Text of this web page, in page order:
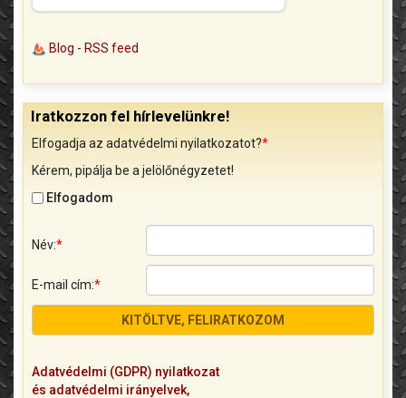
Blog - RSS feed
Iratkozzon fel hírlevelünkre!
Elfogadja az adatvédelmi nyilatkozatot?*
Kérem, pipálja be a jelölőnégyzetet!
Elfogadom
Név:*
E-mail cím:*
Adatvédelmi (GDPR) nyilatkozat
és adatvédelmi irányelvek,